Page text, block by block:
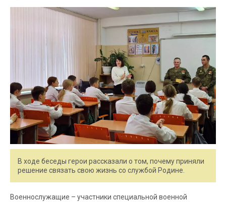
В ходе беседы герои рассказали о том, почему приняли
решение связать свою жизнь со службой Родине.
Военнослужащие – участники специальной военной